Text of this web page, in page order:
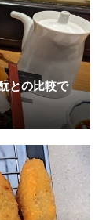
との比較で